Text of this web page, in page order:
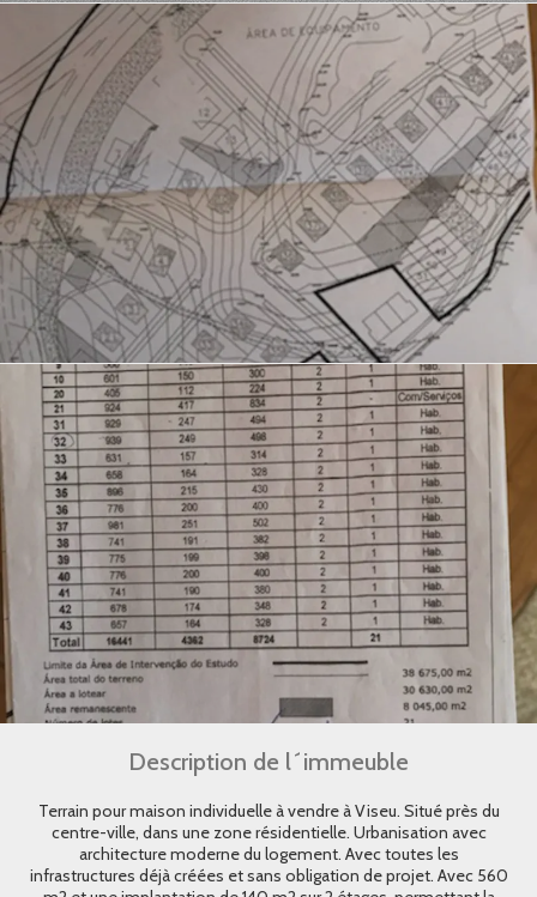
Description de l´immeuble
Terrain pour maison individuelle à vendre à Viseu. Situé près du
centre-ville, dans une zone résidentielle. Urbanisation avec
architecture moderne du logement. Avec toutes les
infrastructures déjà créées et sans obligation de projet. Avec 560